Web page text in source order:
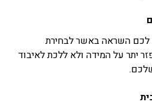
לכם השראה באשר לבחירת
יתר על המידה ולא ללכת לאיבוד